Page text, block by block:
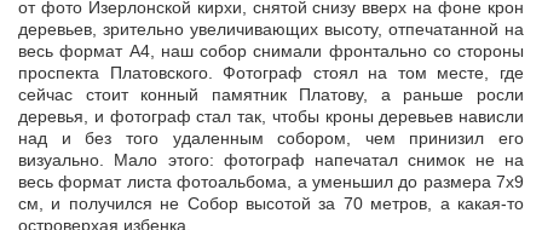
от фото Изерлонской кирхи, снятой снизу вверх на фоне крон
деревьев, зрительно увеличивающих высоту, отпечатанной на
весь формат А4, наш собор снимали фронтально со стороны
проспекта Платовского. Фотограф стоял на том месте, где
сейчас стоит конный памятник Платову, а раньше росли
деревья, и фотограф стал так, чтобы кроны деревьев нависли
над и без того удаленным собором, чем принизил его
визуально. Мало этого: фотограф напечатал снимок не на
весь формат листа фотоальбома, а уменьшил до размера 7х9
см, и получился не Собор высотой за 70 метров, а какая-то
островерхая избенка.